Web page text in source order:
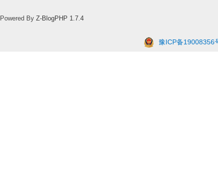
Powered By Z-BlogPHP 1.7.4
豫ICP备19008356